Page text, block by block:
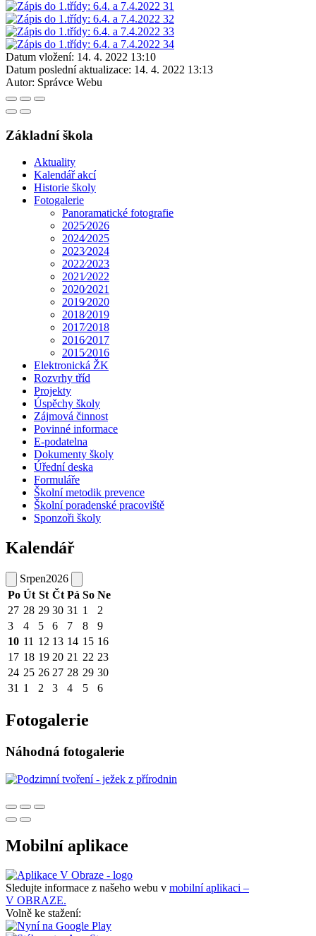
Datum vložení: 14. 4. 2022 13:10
Datum poslední aktualizace: 14. 4. 2022 13:13
Autor: Správce Webu
Základní škola
Aktuality
Kalendář akcí
Historie školy
Fotogalerie
Panoramatické fotografie
2025⁄2026
2024⁄2025
2023⁄2024
2022⁄2023
2021⁄2022
2020⁄2021
2019⁄2020
2018⁄2019
2017⁄2018
2016⁄2017
2015⁄2016
Elektronická ŽK
Rozvrhy tříd
Projekty
Úspěchy školy
Zájmová činnost
Povinné informace
E-podatelna
Dokumenty školy
Úřední deska
Formuláře
Školní metodik prevence
Školní poradenské pracoviště
Sponzoři školy
Kalendář
Srpen2026
Po Út St Čt Pá So Ne
27 28 29 30 31 1
2
3
4 5 6 7 8
9
10 11 12 13 14 15 16
17 18 19 20 21 22 23
24 25 26 27 28 29 30
31 1 2 3 4 5 6
Fotogalerie
Náhodná fotogalerie
Mobilní aplikace
Sledujte informace z našeho webu v mobilní aplikaci –
V OBRAZE.
Volně ke stažení: